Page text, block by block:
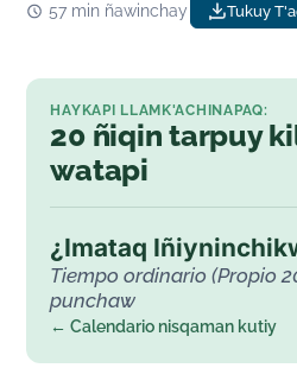
Tukuy
57 min ñawinchay
HAYKAPI LLAMK'ACHINAPAQ:
20 ñiqin tarpuy
watapi
¿Imataq
Tiempo ordinario (Propio
punchaw
← Calendario nisqaman kutiy